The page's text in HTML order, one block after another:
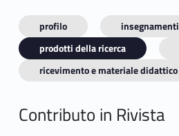
profilo
insegnamenti
prodotti della ricerca
ricevimento e materiale didattico
Contributo in Rivista